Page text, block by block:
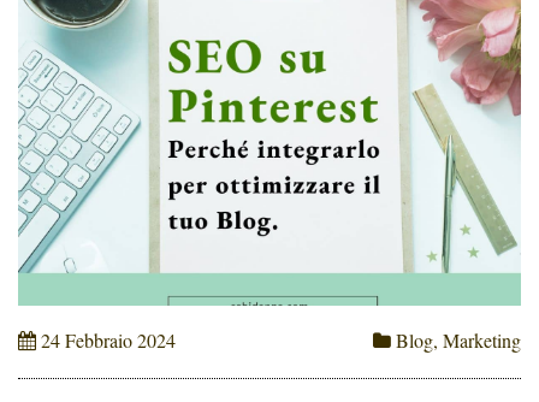
24 Febbraio 2024 Blog, Marketing